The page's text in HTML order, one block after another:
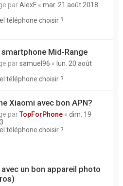
parAlexF « mar. 21 août 2018
téléphone choisir ?
smartphone Mid-Range
parsamuel96 « lun. 20 août
téléphone choisir ?
Xiaomi avec bon APN?
parTopForPhone « dim. 19
téléphone choisir ?
un bon appareil photo